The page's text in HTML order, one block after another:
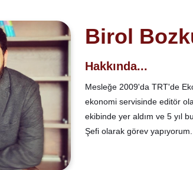
Birol
Hakkında...
Mesleğe 2009'da TRT'de
ekonomi servisinde editör
ekibinde yer aldım ve 5 yıl
Şefi olarak görev yapıyorum.